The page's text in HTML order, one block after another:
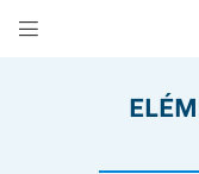

01 64 34 07 57